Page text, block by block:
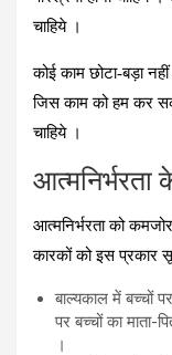
चाहिये ।
कोई काम छोटा-बड़ा
जिस काम को हम कर
चाहिये ।
आत्मनिर्भरता
आत्‍मनिर्भरता को
कारकों को इस प्रकार
बाल्यकाल में बच्चों
पर बच्चों का माता-
।